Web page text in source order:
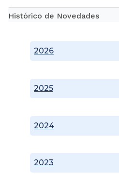
Histórico de Novedades
2023
2024
2025
2026